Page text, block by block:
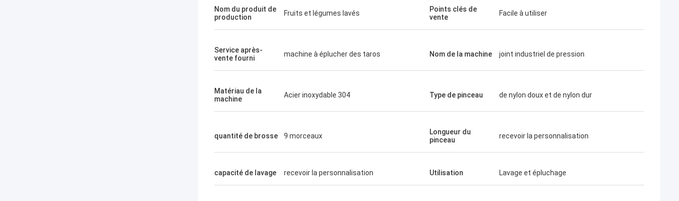
Nom du produit de
production
Fruits et légumes lavés
Points clés de
vente
Facile à utiliser
Service après-
vente fourni
machine à éplucher des taros Nom de la machine joint industriel de pression
Matériau de la
machine
Acier inoxydable 304 Type de pinceau de nylon doux et de nylon dur
quantité de brosse 9 morceaux
Longueur du
pinceau
recevoir la personnalisation
capacité de lavage recevoir la personnalisation Utilisation Lavage et épluchage